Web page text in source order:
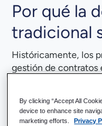
Por qué la
tradicional
Históricamente, los
gestión de contratos
electrónico
aprobaciones se
Los equipos
By clicking “Accept All
device to enhance site
marketing efforts.
Privacy